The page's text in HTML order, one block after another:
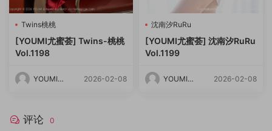
Twins桃桃
[YOUMI尤蜜荟] Twins-桃桃
Vol.1198
YOUMI尤
2026-02-08
沈南汐RuRu
[YOUMI尤蜜荟] 沈南汐RuRu
Vol.1199
YOUMI尤
2026-02-08
评论 0